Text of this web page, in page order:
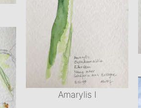
Amarylis I